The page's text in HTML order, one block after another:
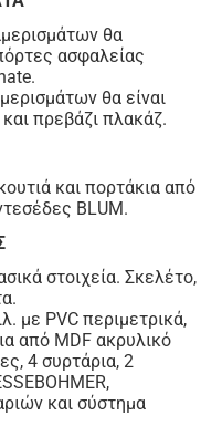
θα
ασφαλείας
θα είναι
πρεβάζι πλακάζ.
και πορτάκια από
BLUM.
στοιχεία. Σκελέτο,
με PVC περιμετρικά,
από MDF ακρυλικό
4 συρτάρια, 2
και σύστημα